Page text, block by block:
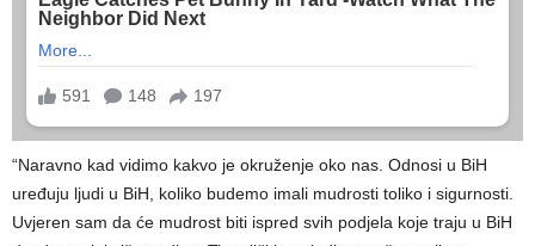
“Naravno kad vidimo kakvo je okruženje oko nas. Odnosi u BiH
uređuju ljudi u BiH, koliko budemo imali mudrosti toliko i sigurnosti.
Uvjeren sam da će mudrost biti ispred svih podjela koje traju u BiH